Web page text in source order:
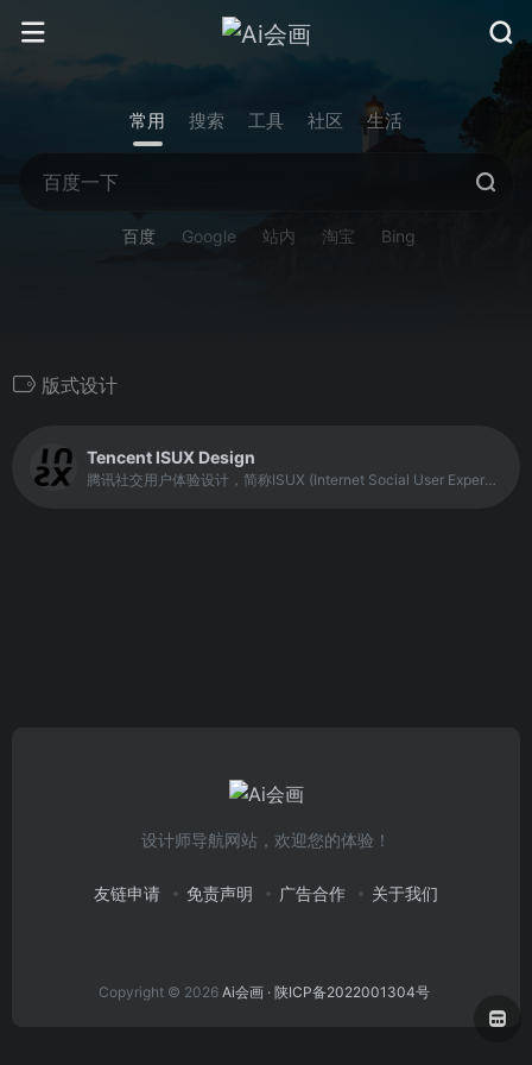
常用 搜索 工具 社区 生活
百度 Google 站内 淘宝 Bing
版式设计
Tencent ISUX Design
腾讯社交用户体验设计，简称ISUX (Internet Social User Experience)，成立于2011年1月11日，是腾讯集团核心、全球最具规模的UX设计团队，专业成员包括用户研究、交互设计、视觉设计、品牌设计、视频动画设计、UI开发、产品设计与市场研究等，至今ISUX分布于中国深圳总部、北京、上海、成都及韩国首尔。
设计师导航网站，欢迎您的体验！
友链申请 免责声明 广告合作 关于我们
Copyright © 2026 Ai会画 · 陕ICP备2022001304号